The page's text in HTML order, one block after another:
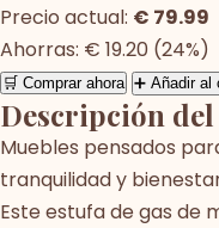
Precio actual: € 79.99
Ahorras: € 19.20 (24%)
🛒 Comprar ahora ➕ Añadir al
Descripción
Muebles pensados
tranquilidad y
Este estufa de gas de